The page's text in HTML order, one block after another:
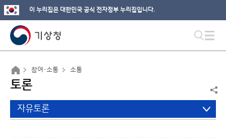
이 누리집은 대한민국 공식 전자정부 누리집입니다.
참여·소통 소통
토론
자유토론